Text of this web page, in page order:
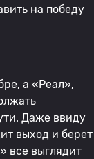
на победу
а «Реал»,
Даже ввиду
выход и берет
все выглядит